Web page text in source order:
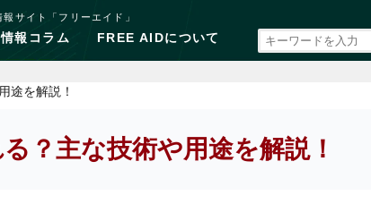
サイト「フリーエイド」
報コラム FREE AIDについて
途を解説！
？主な技術や用途を解説！